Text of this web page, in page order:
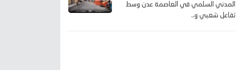
المدني السلمي في العاصمة عدن وسط
تفاعل شعبي و..